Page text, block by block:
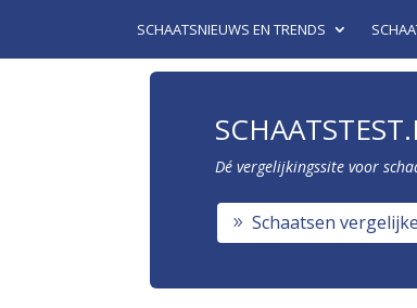
SCHAATSNIEUWS EN TRENDS
Dé vergelijkingssite voor
Schaatsen